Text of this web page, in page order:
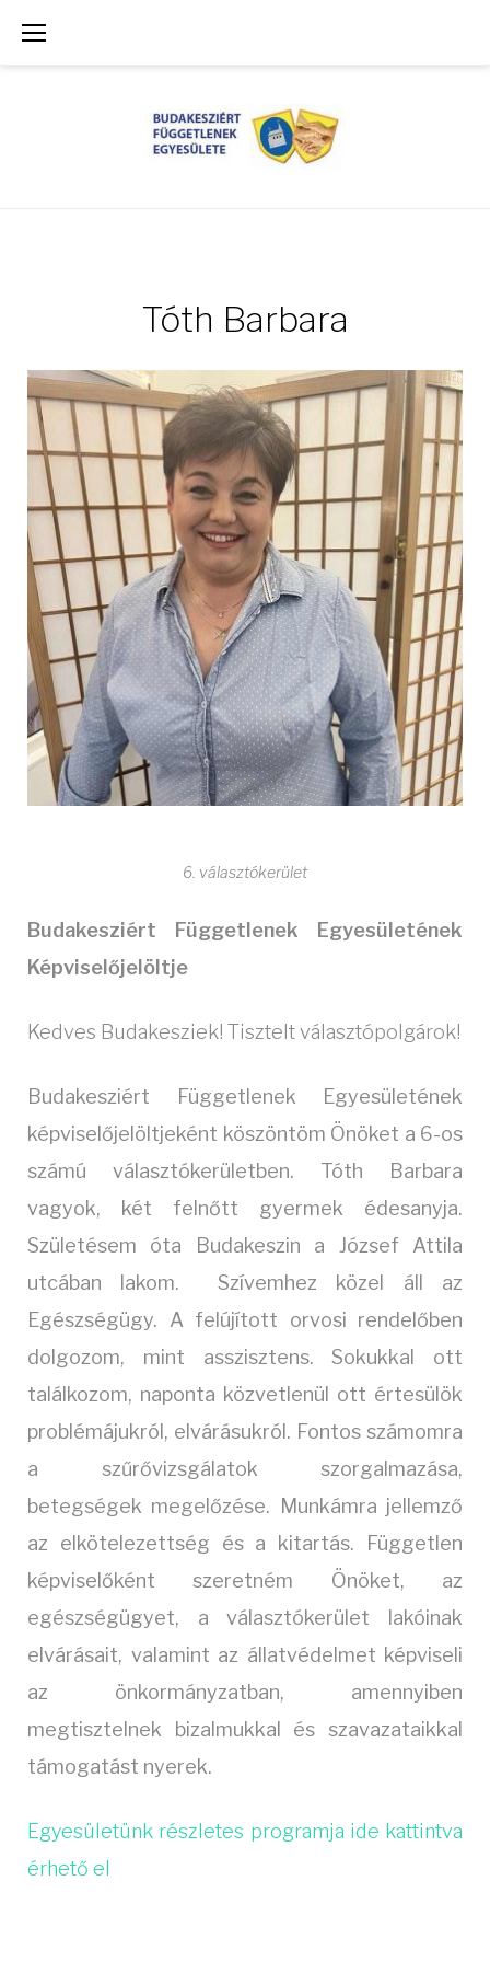
Tóth Barbara
6. választókerület
Budakesziért Függetlenek Egyesületének
Képviselőjelöltje
Kedves Budakesziek! Tisztelt választópolgárok!
Budakesziért Függetlenek Egyesületének
képviselőjelöltjeként köszöntöm Önöket a 6-os
számú választókerületben. Tóth Barbara
vagyok, két felnőtt gyermek édesanyja.
Születésem óta Budakeszin a József Attila
utcában lakom. Szívemhez közel áll az
Egészségügy. A felújított orvosi rendelőben
dolgozom, mint asszisztens. Sokukkal ott
találkozom, naponta közvetlenül ott értesülök
problémájukról, elvárásukról. Fontos számomra
a szűrővizsgálatok szorgalmazása,
betegségek megelőzése. Munkámra jellemző
az elkötelezettség és a kitartás. Független
képviselőként szeretném Önöket, az
egészségügyet, a választókerület lakóinak
elvárásait, valamint az állatvédelmet képviseli
az önkormányzatban, amennyiben
megtisztelnek bizalmukkal és szavazataikkal
támogatást nyerek.
Egyesületünk részletes programja ide kattintva
érhető el